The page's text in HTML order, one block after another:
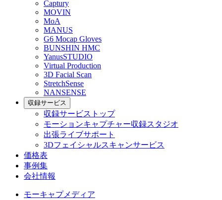
Captury
MOVIN
MoA
MANUS
G6 Mocap Gloves
BUNSHIN HMC
YanusSTUDIO
Virtual Production
3D Facial Scan
StretchSense
NANSENSE
収録サービス
収録サービストップ
モーションキャプチャー収録スタジオ
出張ライブサポート
3Dフェイシャルスキャンサービス
価格表
事例集
会社情報
モーキャプメディア